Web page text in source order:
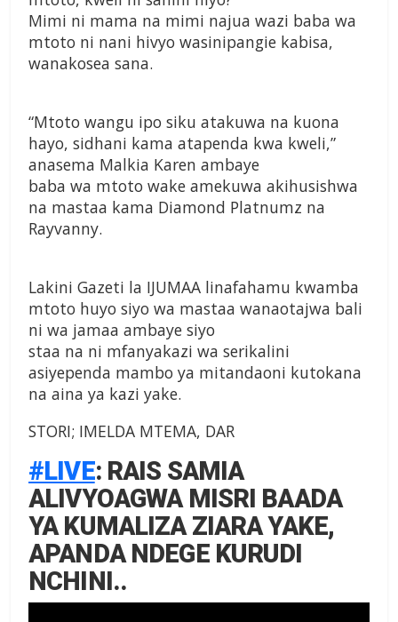
Mimi ni mama na mimi najua wazi baba wa
mtoto ni nani hivyo wasinipangie kabisa,
wanakosea sana.
“Mtoto wangu ipo siku atakuwa na kuona
hayo, sidhani kama atapenda kwa kweli,”
anasema Malkia Karen ambaye
baba wa mtoto wake amekuwa akihusishwa
na mastaa kama Diamond Platnumz na
Rayvanny.
Lakini Gazeti la IJUMAA linafahamu kwamba
mtoto huyo siyo wa mastaa wanaotajwa bali
ni wa jamaa ambaye siyo
staa na ni mfanyakazi wa serikalini
asiyependa mambo ya mitandaoni kutokana
na aina ya kazi yake.
STORI; IMELDA MTEMA, DAR
#LIVE: RAIS SAMIA
ALIVYOAGWA MISRI BAADA
YA KUMALIZA ZIARA YAKE,
APANDA NDEGE KURUDI
NCHINI..